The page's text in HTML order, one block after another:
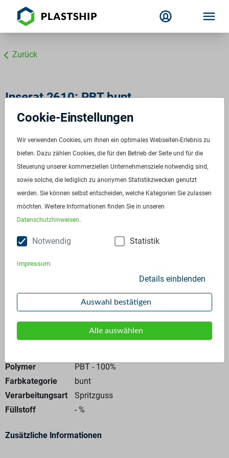
Zurück
Inserat 2610: PBT bunt
Duranex AC201
ID:2610
Verfügbar ab:Sofort
Frequenz: spot
Menge:6 t
Standardverpackung/Bereitstellungsart:Oktabins
Preis:Auf Anfrage
Anfrage stellen
Polymer
PBT - 100%
Farbkategorie
bunt
Verarbeitungsart
Spritzguss
Füllstoff
-%
Zusätzliche Informationen
Cookie-Einstellungen
Wir verwenden Cookies, um Ihnen ein optimales Webseiten-Erlebnis zu
bieten. Dazu zählen Cookies, die für den Betrieb der Seite und für die
Steuerung unserer kommerziellen Unternehmensziele notwendig sind,
sowie solche, die lediglich zu anonymen Statistikzwecken genutzt
werden. Sie können selbst entscheiden, welche Kategorien Sie zulassen
möchten. Weitere Informationen finden Sie in unseren
Datenschutzhinweisen.
Notwendig Statistik
Impressum
Details einblenden
Auswahl bestätigen
Alle auswählen